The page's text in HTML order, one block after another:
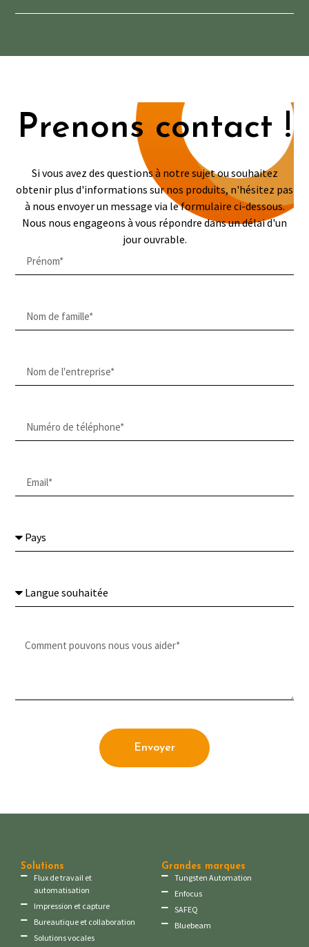
Prenons contact !
Si vous avez des questions à notre sujet ou souhaitez
obtenir plus d'informations sur nos produits, n'hésitez pas
à nous envoyer un message via le formulaire ci-dessous.
Nous nous engageons à vous répondre dans un délai d'un
jour ouvrable.
Envoyer
Solutions
Flux de travail et
automatisation
Impression et capture
Bureautique et collaboration
Solutions vocales
Grandes marques
Tungsten Automation
Enfocus
SAFEQ
Bluebeam